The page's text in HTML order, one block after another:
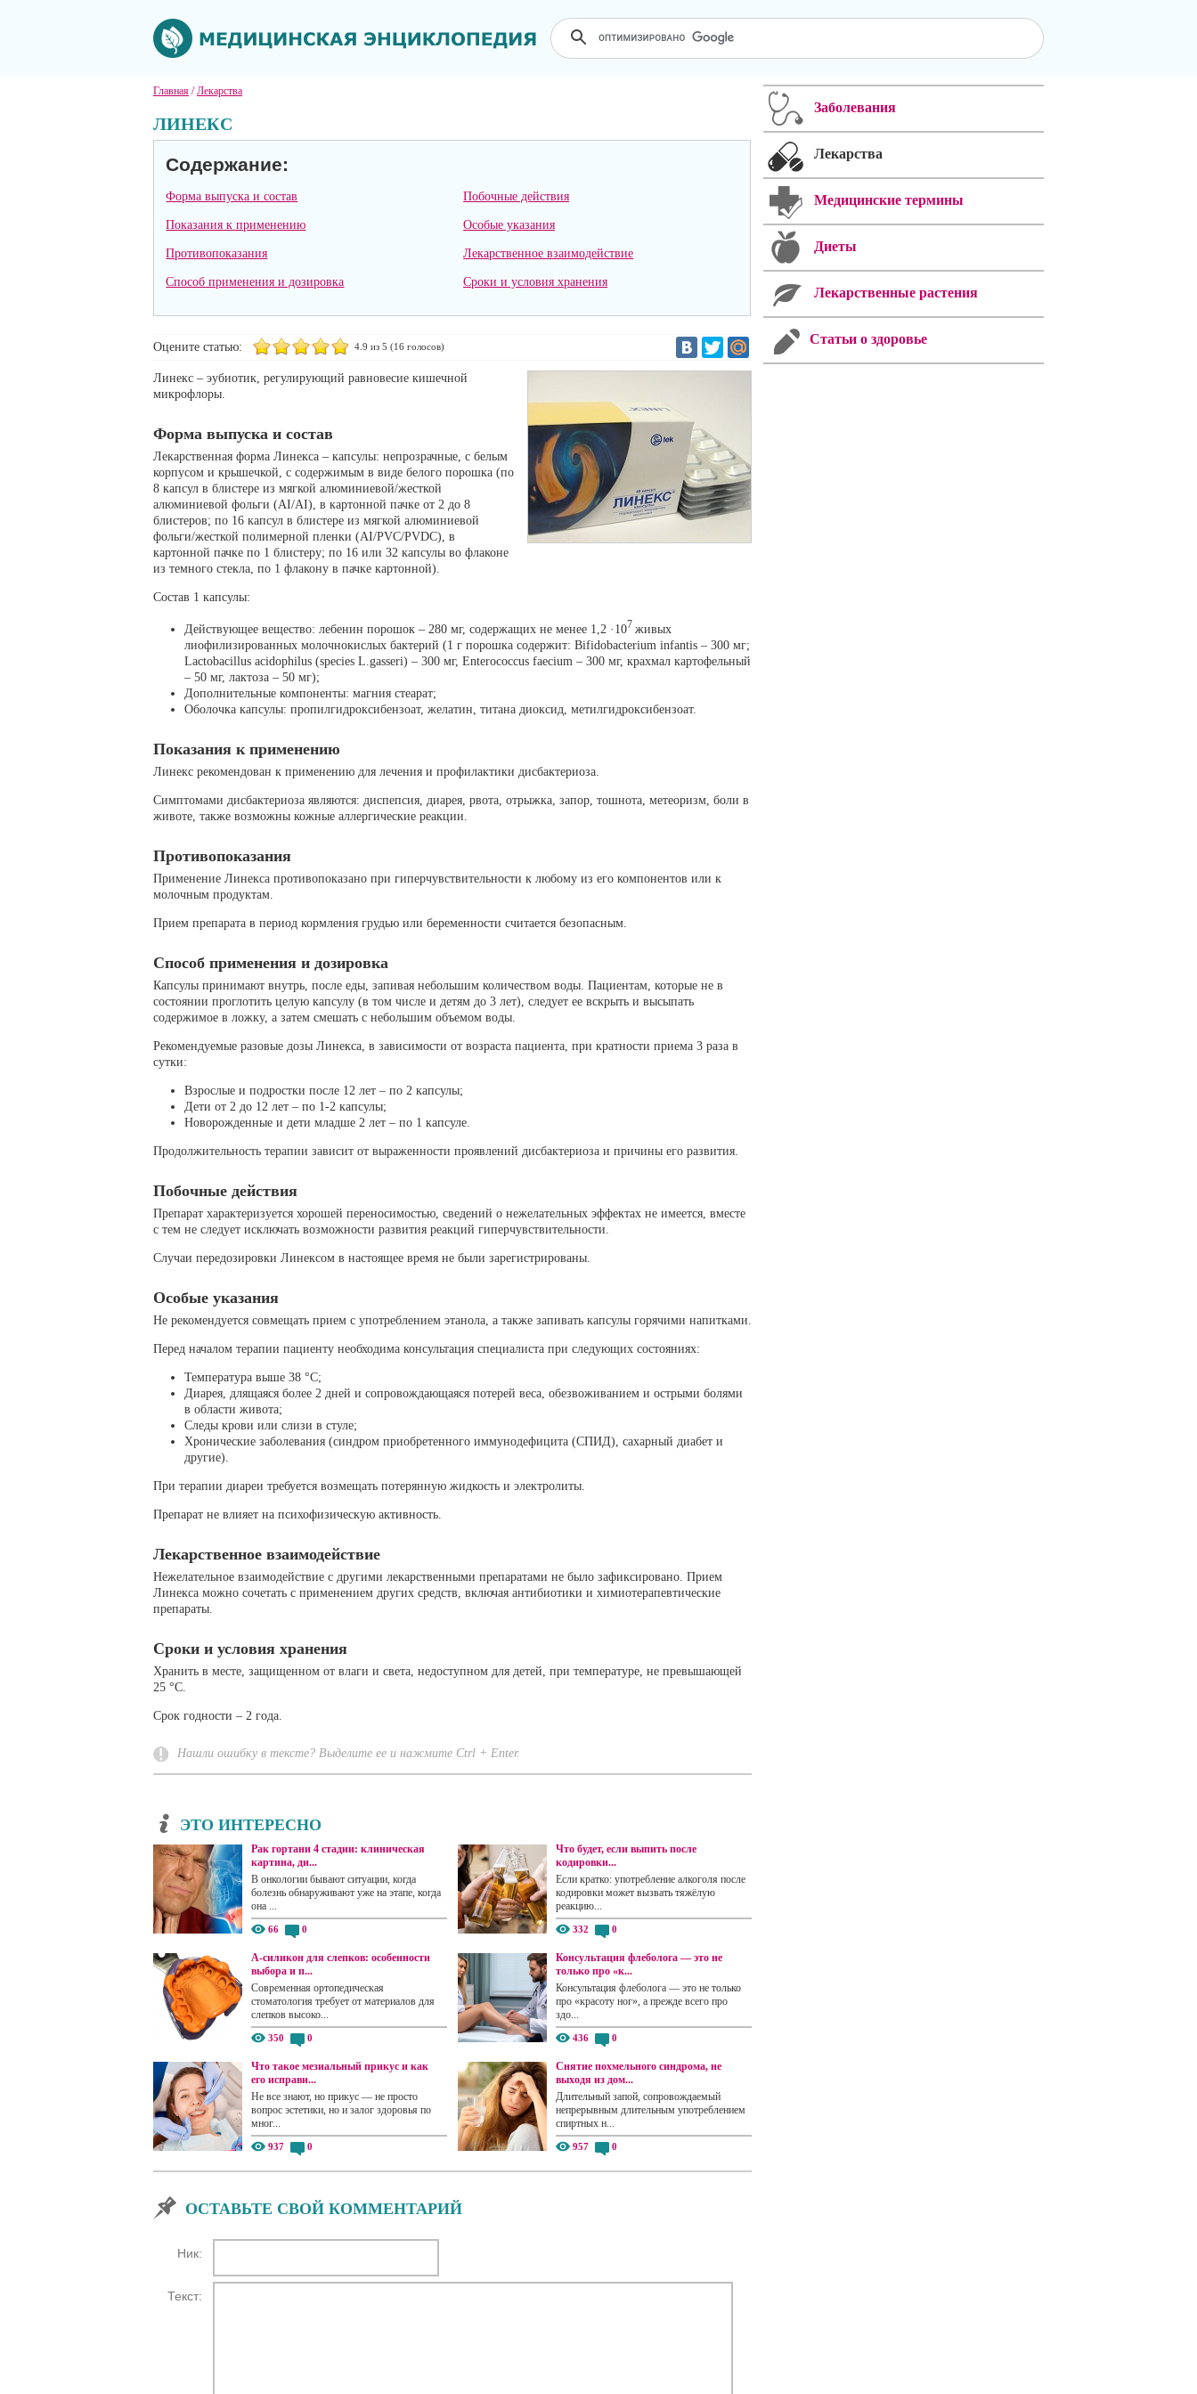
Главная /Лекарства
ЛИНЕКС
Содержание:
Форма выпуска и состав
Показания к применению
Противопоказания
Способ применения и дозировка
Побочные действия
Особые указания
Лекарственное взаимодействие
Сроки и условия хранения
Оцените статью: 4.9 из 5 (16 голосов)
Линекс – эубиотик, регулирующий равновесие кишечной
микрофлоры.
Форма выпуска и состав
Лекарственная форма Линекса – капсулы: непрозрачные, с белым
корпусом и крышечкой, с содержимым в виде белого порошка (по
8 капсул в блистере из мягкой алюминиевой/жесткой
алюминиевой фольги (AI/AI), в картонной пачке от 2 до 8
блистеров; по 16 капсул в блистере из мягкой алюминиевой
фольги/жесткой полимерной пленки (AI/PVC/PVDC), в
картонной пачке по 1 блистеру; по 16 или 32 капсулы во флаконе
из темного стекла, по 1 флакону в пачке картонной).
Состав 1 капсулы:
Действующее вещество: лебенин порошок – 280 мг, содержащих не менее 1,2 ·107 живых
лиофилизированных молочнокислых бактерий (1 г порошка содержит: Bifidobacterium infantis – 300 мг;
Lactobacillus acidophilus (species L.gasseri) – 300 мг, Enterococcus faecium – 300 мг, крахмал картофельный
– 50 мг, лактоза – 50 мг);
Дополнительные компоненты: магния стеарат;
Оболочка капсулы: пропилгидроксибензоат, желатин, титана диоксид, метилгидроксибензоат.
Показания к применению
Линекс рекомендован к применению для лечения и профилактики дисбактериоза.
Симптомами дисбактериоза являются: диспепсия, диарея, рвота, отрыжка, запор, тошнота, метеоризм, боли в
животе, также возможны кожные аллергические реакции.
Противопоказания
Применение Линекса противопоказано при гиперчувствительности к любому из его компонентов или к
молочным продуктам.
Прием препарата в период кормления грудью или беременности считается безопасным.
Способ применения и дозировка
Капсулы принимают внутрь, после еды, запивая небольшим количеством воды. Пациентам, которые не в
состоянии проглотить целую капсулу (в том числе и детям до 3 лет), следует ее вскрыть и высыпать
содержимое в ложку, а затем смешать с небольшим объемом воды.
Рекомендуемые разовые дозы Линекса, в зависимости от возраста пациента, при кратности приема 3 раза в
сутки:
Взрослые и подростки после 12 лет – по 2 капсулы;
Дети от 2 до 12 лет – по 1-2 капсулы;
Новорожденные и дети младше 2 лет – по 1 капсуле.
Продолжительность терапии зависит от выраженности проявлений дисбактериоза и причины его развития.
Побочные действия
Препарат характеризуется хорошей переносимостью, сведений о нежелательных эффектах не имеется, вместе
с тем не следует исключать возможности развития реакций гиперчувствительности.
Случаи передозировки Линексом в настоящее время не были зарегистрированы.
Особые указания
Не рекомендуется совмещать прием с употреблением этанола, а также запивать капсулы горячими напитками.
Перед началом терапии пациенту необходима консультация специалиста при следующих состояниях:
Температура выше 38 °C;
Диарея, длящаяся более 2 дней и сопровождающаяся потерей веса, обезвоживанием и острыми болями
в области живота;
Следы крови или слизи в стуле;
Хронические заболевания (синдром приобретенного иммунодефицита (СПИД), сахарный диабет и
другие).
При терапии диареи требуется возмещать потерянную жидкость и электролиты.
Препарат не влияет на психофизическую активность.
Лекарственное взаимодействие
Нежелательное взаимодействие с другими лекарственными препаратами не было зафиксировано. Прием
Линекса можно сочетать с применением других средств, включая антибиотики и химиотерапевтические
препараты.
Сроки и условия хранения
Хранить в месте, защищенном от влаги и света, недоступном для детей, при температуре, не превышающей
25 °С.
Срок годности – 2 года.
Нашли ошибку в тексте? Выделите ее и нажмите Ctrl + Enter.
ЭТО ИНТЕРЕСНО
Рак гортани 4 стадии: клиническая
картина, ди...
В онкологии бывают ситуации, когда
болезнь обнаруживают уже на этапе, когда
она ...
66 0
Что будет, если выпить после
кодировки...
Если кратко: употребление алкоголя после
кодировки может вызвать тяжёлую
реакцию...
332 0
А-силикон для слепков: особенности
выбора и п...
Современная ортопедическая
стоматология требует от материалов для
слепков высоко...
350 0
Консультация флеболога — это не
только про «к...
Консультация флеболога — это не только
про «красоту ног», а прежде всего про
здо...
436 0
Что такое мезиальный прикус и как
его исправи...
Не все знают, но прикус — не просто
вопрос эстетики, но и залог здоровья по
мног...
937 0
Снятие похмельного синдрома, не
выходя из дом...
Длительный запой, сопровождаемый
непрерывным длительным употреблением
спиртных н...
957 0
ОСТАВЬТЕ СВОЙ КОММЕНТАРИЙ
Ник:
Текст:
Заболевания
Лекарства
Медицинские термины
Диеты
Лекарственные растения
Статьи о здоровье